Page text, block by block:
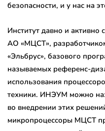
безопасности, и у нас на
Институт давно и активно
АО «МЦСТ»,
«Эльбрус», базового
называемых референс-
использования
техники. ИНЭУМ можно
во внедрении этих
микропроцессоры МЦСТ